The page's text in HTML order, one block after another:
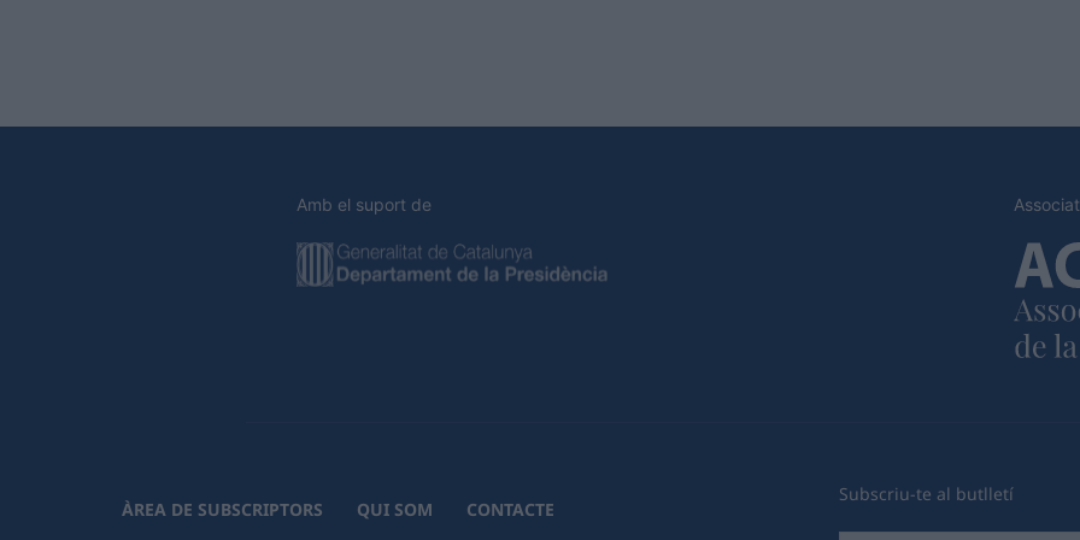
Amb el suport de
ÀREA DE SUBSCRIPTORS QUI SOM CONTACTE
Subscriu-te al butlletí